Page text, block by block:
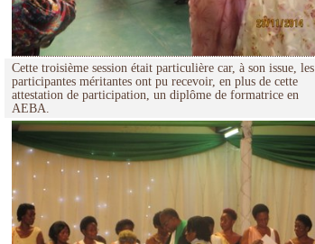
Cette troisième session était particulière car, à son issue, les
participantes méritantes ont pu recevoir, en plus de cette
attestation de participation, un diplôme de formatrice en
AEBA.